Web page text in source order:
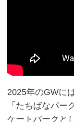
2025年のGWに
「たちばなパー
ケートパークと